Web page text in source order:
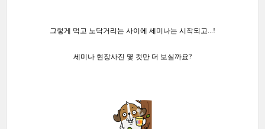
그렇게 먹고 노닥거리는 사이에 세미나는 시작되고...!
세미나 현장사진 몇 컷만 더 보실까요?